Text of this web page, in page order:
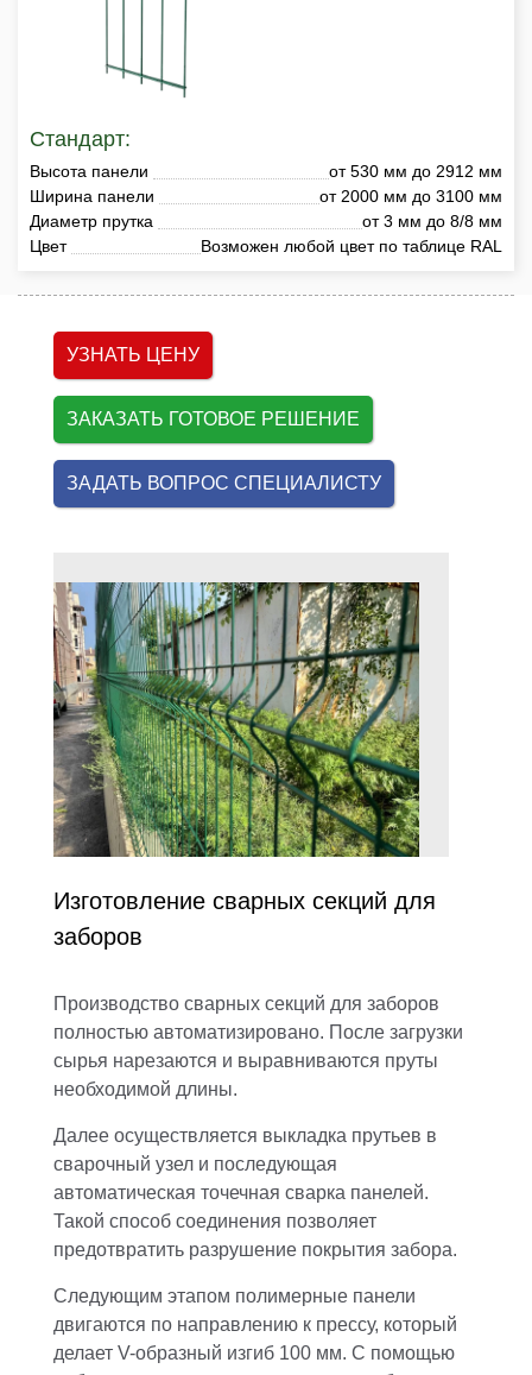
Стандарт:
Высота панели
от 530 мм до 2912 мм
Ширина панели
от 2000 мм до 3100 мм
Диаметр прутка
от 3 мм до 8/8 мм
Цвет
Возможен любой цвет по таблице RAL
УЗНАТЬ ЦЕНУ
ЗАКАЗАТЬ ГОТОВОЕ РЕШЕНИЕ
ЗАДАТЬ ВОПРОС СПЕЦИАЛИСТУ
Изготовление сварных секций для
заборов
Производство сварных секций для заборов
полностью автоматизировано. После загрузки
сырья нарезаются и выравниваются пруты
необходимой длины.
Далее осуществляется выкладка прутьев в
сварочный узел и последующая
автоматическая точечная сварка панелей.
Такой способ соединения позволяет
предотвратить разрушение покрытия забора.
Следующим этапом полимерные панели
двигаются по направлению к прессу, который
делает V-образный изгиб 100 мм. С помощью